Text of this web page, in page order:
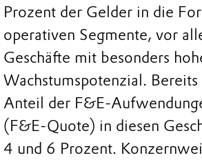
Prozent der Gelder in die
operativen Segmente, vor
Geschäfte mit besonders
Wachstumspotenzial.
Anteil der F&E-
(F&E-Quote) in diesen
4 und 6 Prozent.